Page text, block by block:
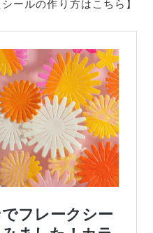
ールの作り方はこちら】